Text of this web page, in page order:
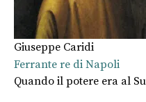
Giuseppe Caridi
Ferrante re di Napoli
Quando il potere era al